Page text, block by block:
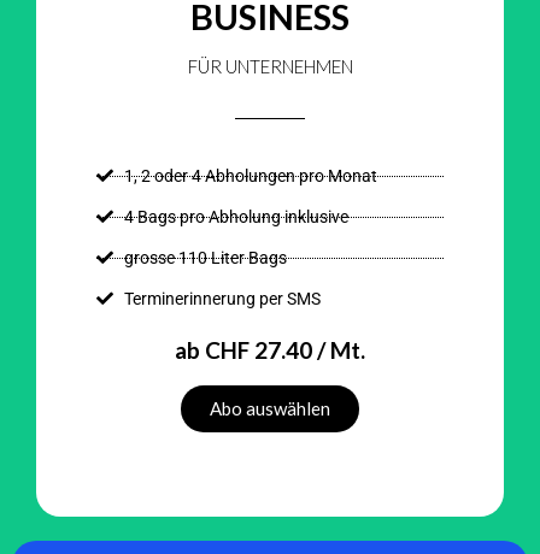
BUSINESS
FÜR UNTERNEHMEN
1, 2 oder 4 Abholungen pro Monat
4 Bags pro Abholung inklusive
grosse 110 Liter Bags
Terminerinnerung per SMS
ab CHF 27.40 / Mt.
Abo auswählen